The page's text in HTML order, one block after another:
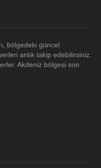
bölgedeki güncel
anlık takip edebilirsiniz.
Akdeniz bölgesi son